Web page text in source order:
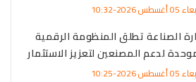
2026-10:32
الصناعة تطلق المنظومة الرقمية
لدعم المصنعين لتعزيز الاستثمار
2026-10:25